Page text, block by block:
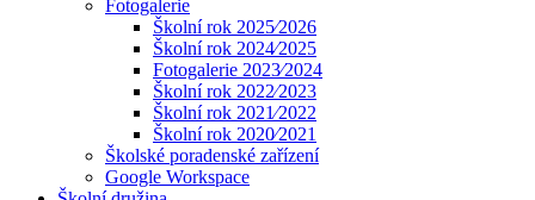
Fotogalerie
Školní rok 2025⁄2026
Školní rok 2024⁄2025
Fotogalerie 2023⁄2024
Školní rok 2022⁄2023
Školní rok 2021⁄2022
Školní rok 2020⁄2021
Školské poradenské zařízení
Google Workspace